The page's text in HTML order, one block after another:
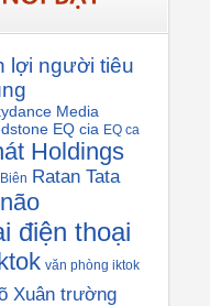
lợi người tiêu
Media
EQ cia EQ ca
Holdings
Ratan Tata
điện thoại
văn phòng iktok
Xuân trường